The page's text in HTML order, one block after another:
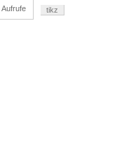
Aufrufe tikz